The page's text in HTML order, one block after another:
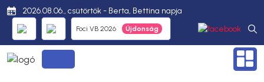
2026.08.06., csütörtök - Berta, Bettina napja
Foci VB 2026